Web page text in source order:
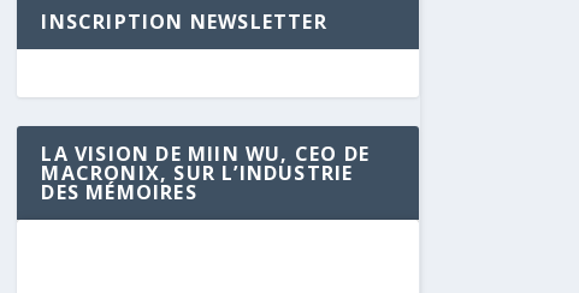
INSCRIPTION NEWSLETTER
LA VISION DE MIIN WU, CEO DE
MACRONIX, SUR L’INDUSTRIE
DES MÉMOIRES